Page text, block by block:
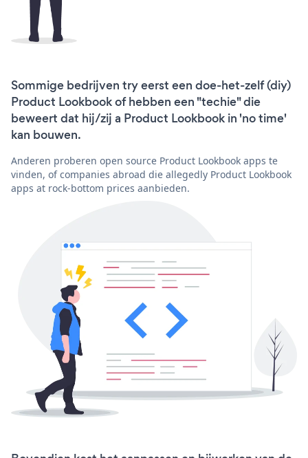
Sommige bedrijven try eerst een doe-het-zelf (diy)
Product Lookbook of hebben een "techie" die
beweert dat hij/zij a Product Lookbook in 'no time'
kan bouwen.
Anderen proberen open source Product Lookbook apps te
vinden, of companies abroad die allegedly Product Lookbook
apps at rock-bottom prices aanbieden.